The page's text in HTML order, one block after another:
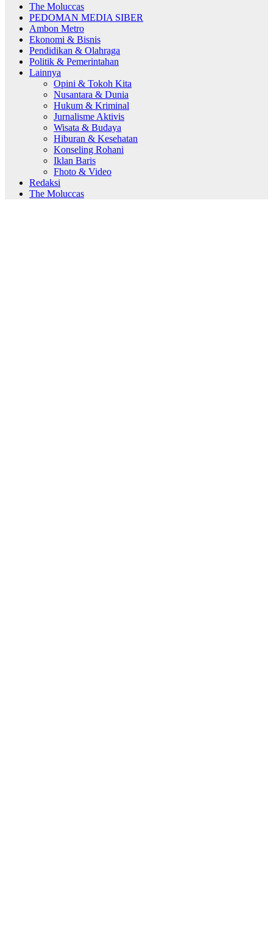
The Moluccas
PEDOMAN MEDIA SIBER
Ambon Metro
Ekonomi & Bisnis
Pendidikan & Olahraga
Politik & Pemerintahan
Lainnya
Opini & Tokoh Kita
Nusantara & Dunia
Hukum & Kriminal
Jurnalisme Aktivis
Wisata & Budaya
Hiburan & Kesehatan
Konseling Rohani
Iklan Baris
Fhoto & Video
Redaksi
The Moluccas